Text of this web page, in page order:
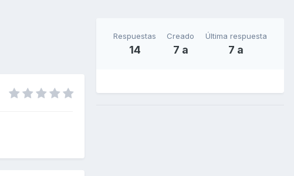
Respuestas
14
Creado
7 a
Última respuesta
7 a